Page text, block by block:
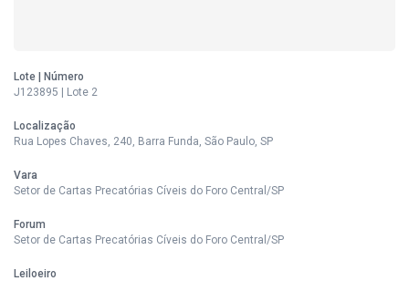
Lote | Número
J123895 | Lote 2
Localização
Rua Lopes Chaves, 240, Barra Funda, São Paulo, SP
Vara
Setor de Cartas Precatórias Cíveis do Foro Central/SP
Forum
Setor de Cartas Precatórias Cíveis do Foro Central/SP
Leiloeiro